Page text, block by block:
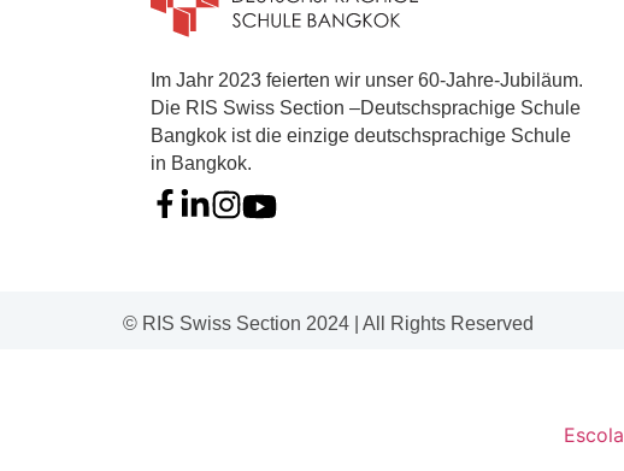
Im Jahr 2023 feierten wir unser 60-Jahre-Jubiläum.
Die RIS Swiss Section –Deutschsprachige Schule
Bangkok ist die einzige deutschsprachige Schule
in Bangkok.
© RIS Swiss Section 2024 | All Rights Reserved
Escola